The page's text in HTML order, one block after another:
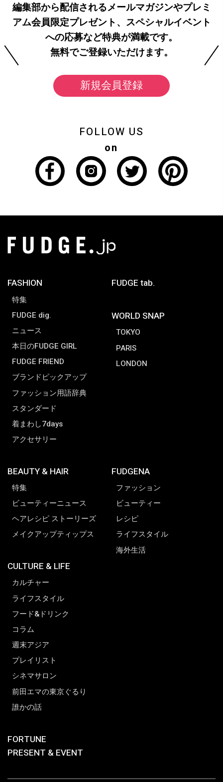
編集部から配信されるメールマガジンやプレミ
アム会員限定プレゼント、スペシャルイベント
への応募など特典が満載です。
無料でご登録いただけます。
新規会員登録
FOLLOW US
on
FASHION
特集
FUDGE dig.
ニュース
本日のFUDGE GIRL
FUDGE FRIEND
ブランドピックアップ
ファッション用語辞典
スタンダード
着まわし7days
アクセサリー
FUDGE tab.
WORLD SNAP
TOKYO
PARIS
LONDON
BEAUTY & HAIR
特集
ビューティーニュース
ヘアレシピ ストーリーズ
メイクアップティップス
CULTURE & LIFE
カルチャー
ライフスタイル
フード&ドリンク
コラム
週末アジア
プレイリスト
シネマサロン
前田エマの東京ぐるり
誰かの話
FUDGENA
ファッション
ビューティー
レシピ
ライフスタイル
海外生活
FORTUNE
PRESENT & EVENT